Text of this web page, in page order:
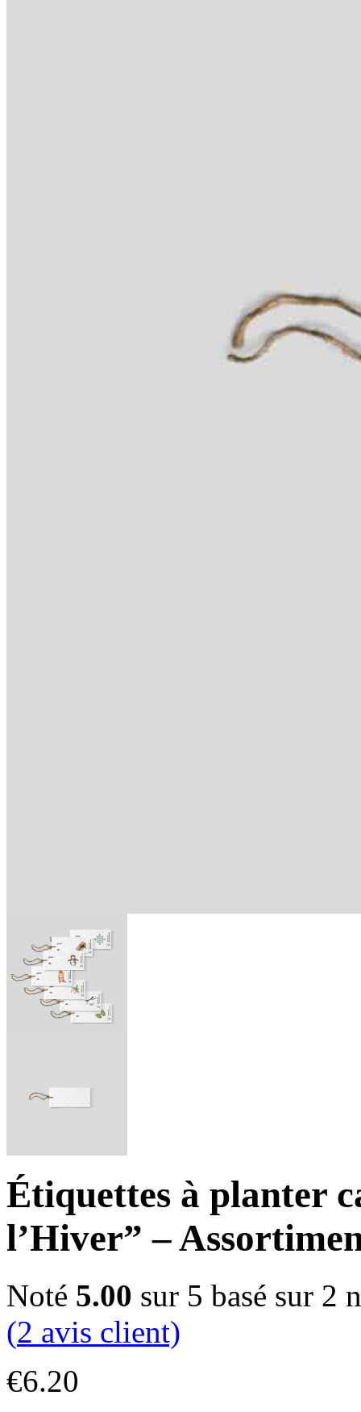
Étiquettes à planter
l’Hiver” –
Noté 5.00 sur 5 basé sur 2
(2 avis client)
€6.20